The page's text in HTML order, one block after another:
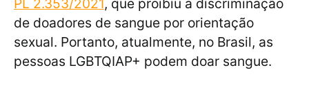
PL 2.353/2021, que proibiu a discriminação
de doadores de sangue por orientação
sexual. Portanto, atualmente, no Brasil, as
pessoas LGBTQIAP+ podem doar sangue.